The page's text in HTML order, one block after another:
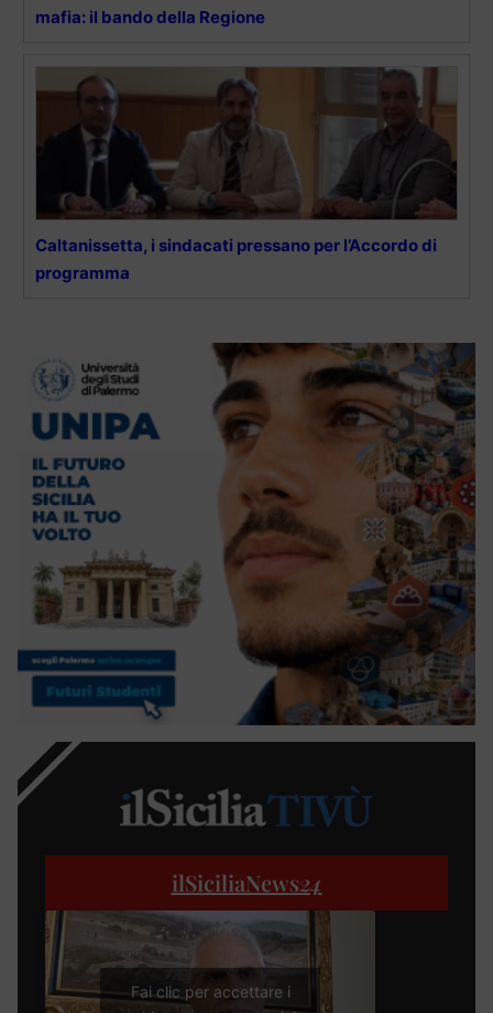
mafia: il bando della Regione
Caltanissetta, i sindacati pressano per l’Accordo di
programma
ilSiciliaNews24
Fai clic per accettare i